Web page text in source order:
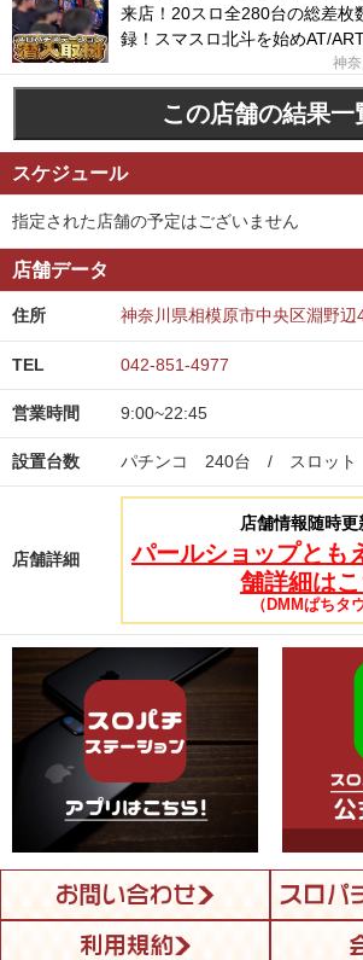
来店！20スロ全280台の総差枚
録！スマスロ北斗を始めAT/
神
この店舗の結果一
スケジュール
指定された店舗の予定はございません
店舗データ
住所 神奈川県相模原市中央区淵野辺
TEL 042-851-4977
営業時間 9:00~22:45
設置台数 パチンコ 240台 / スロッ
店舗詳細
店舗情報随時更
パールショップとも
舗詳細は
（DMMぱちタ